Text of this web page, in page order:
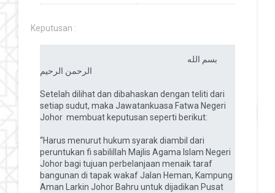
Keputusan :